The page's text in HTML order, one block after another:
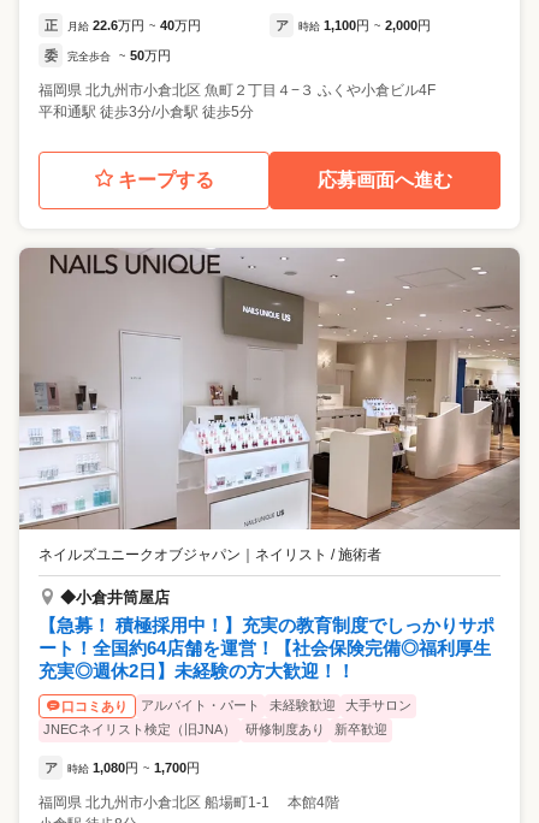
正 月給 22.6万円 ~ 40万円 ア 時給 1,100円 ~ 2,000円
委 完全歩合 ~ 50万円
福岡県 北九州市小倉北区 魚町２丁目４−３ ふくや小倉ビル4F
平和通駅 徒歩3分/小倉駅 徒歩5分
キープする 応募画面へ進む
ネイルズユニークオブジャパン ネイリスト / 施術者
◆小倉井筒屋店
【急募！ 積極採用中！】充実の教育制度でしっかりサポ
ート！全国約64店舗を運営！【社会保険完備◎福利厚生
充実◎週休2日】未経験の方大歓迎！！
口コミあり アルバイト・パート 未経験歓迎
大手サロン
JNECネイリスト検定（旧JNA）
研修制度あり 新卒歓迎
ア 時給 1,080円 ~ 1,700円
福岡県 北九州市小倉北区 船場町1-1 本館4階